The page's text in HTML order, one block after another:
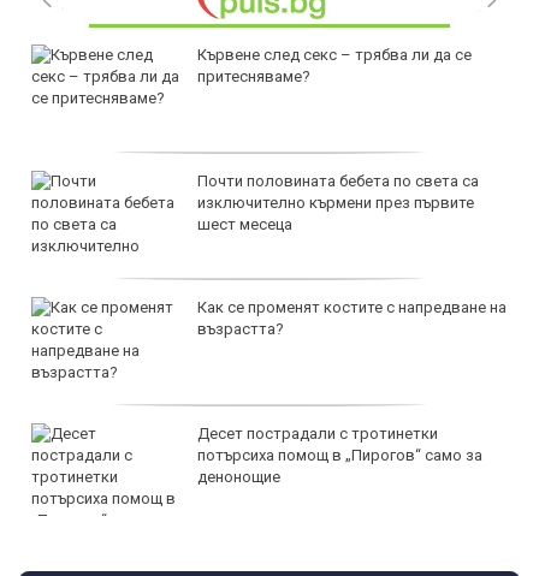
Кървене след секс – трябва ли да се
притесняваме?
Почти половината бебета по света са
изключително кърмени през първите
шест месеца
Как се променят костите с напредване на
възрастта?
Десет пострадали с тротинетки
потърсиха помощ в „Пирогов“ само за
денонощие